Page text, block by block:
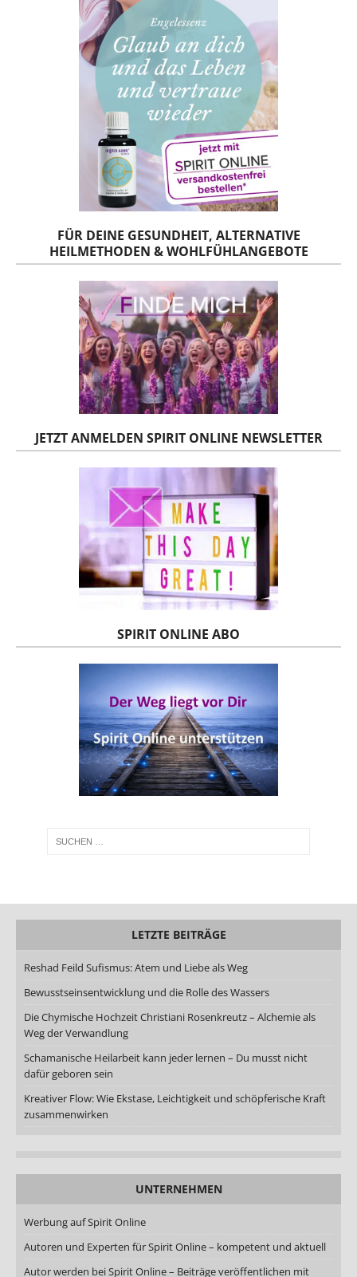
FÜR DEINE GESUNDHEIT, ALTERNATIVE
HEILMETHODEN & WOHLFÜHLANGEBOTE
JETZT ANMELDEN SPIRIT ONLINE NEWSLETTER
SPIRIT ONLINE ABO
LETZTE BEITRÄGE
Reshad Feild Sufismus: Atem und Liebe als Weg
Bewusstseinsentwicklung und die Rolle des Wassers
Die Chymische Hochzeit Christiani Rosenkreutz – Alchemie als
Weg der Verwandlung
Schamanische Heilarbeit kann jeder lernen – Du musst nicht
dafür geboren sein
Kreativer Flow: Wie Ekstase, Leichtigkeit und schöpferische Kraft
zusammenwirken
UNTERNEHMEN
Werbung auf Spirit Online
Autoren und Experten für Spirit Online – kompetent und aktuell
Autor werden bei Spirit Online – Beiträge veröffentlichen mit